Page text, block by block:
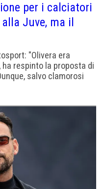
per i calciatori
Juve, ma il
"Olivera era
ha respinto la proposta di
salvo clamorosi